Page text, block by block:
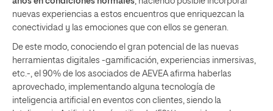
nuevas experiencias a estos encuentros que enriquezcan la
conectividad y las emociones que con ellos se generan.
De este modo, conociendo el gran potencial de las nuevas
herramientas digitales -gamificación, experiencias inmersivas,
etc.-, el 90% de los asociados de AEVEA afirma haberlas
aprovechado, implementando alguna tecnología de
inteligencia artificial en eventos con clientes, siendo la